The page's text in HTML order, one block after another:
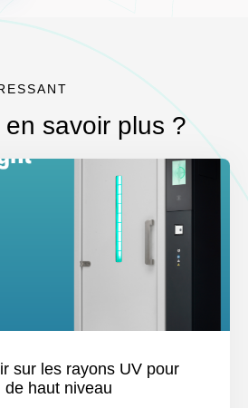
savoir plus ?
sur les rayons UV pour
haut niveau